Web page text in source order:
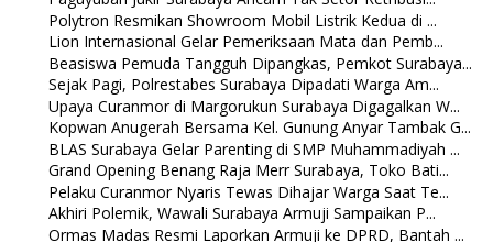
Polytron Resmikan Showroom Mobil Listrik Kedua di ...
Lion Internasional Gelar Pemeriksaan Mata dan Pemb...
Beasiswa Pemuda Tangguh Dipangkas, Pemkot Surabaya...
Sejak Pagi, Polrestabes Surabaya Dipadati Warga Am...
Upaya Curanmor di Margorukun Surabaya Digagalkan W...
Kopwan Anugerah Bersama Kel. Gunung Anyar Tambak G...
BLAS Surabaya Gelar Parenting di SMP Muhammadiyah ...
Grand Opening Benang Raja Merr Surabaya, Toko Bati...
Pelaku Curanmor Nyaris Tewas Dihajar Warga Saat Te...
Akhiri Polemik, Wawali Surabaya Armuji Sampaikan P...
Ormas Madas Resmi Laporkan Armuji ke DPRD, Bantah ...